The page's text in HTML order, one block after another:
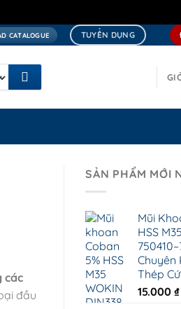
CATALOGUE TUYỂN DỤNG
các
đầu
SẢN PHẨM MỚI
Mũi
HSS
Chuyên
Thép
15.000 ₫